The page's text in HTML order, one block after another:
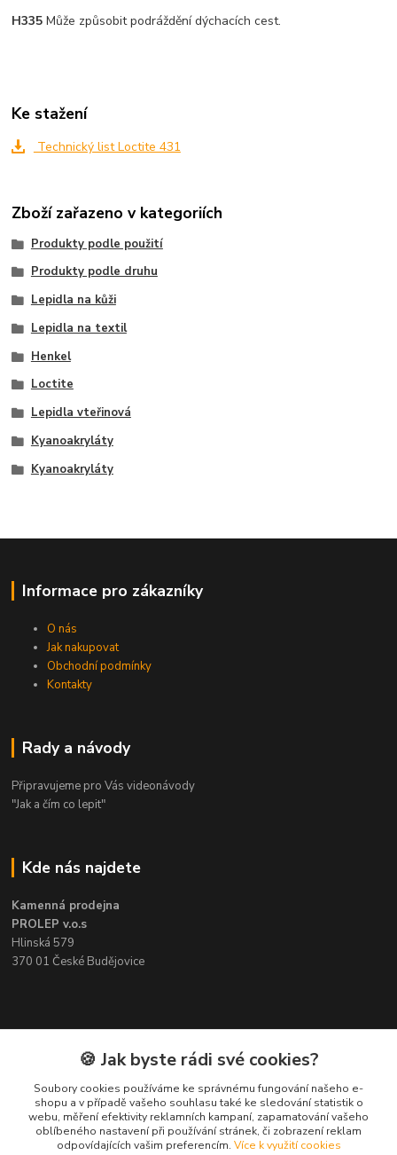
H335Může způsobit podráždění dýchacích cest.
Ke stažení
Technický list Loctite 431
Zboží zařazeno v kategoriích
Produkty podle použití
Produkty podle druhu
Lepidla na kůži
Lepidla na textil
Henkel
Loctite
Lepidla vteřinová
Kyanoakryláty
Kyanoakryláty
Informace pro zákazníky
O nás
Jak nakupovat
Obchodní podmínky
Kontakty
Rady a návody
Připravujeme pro Vás videonávody
"Jak a čím co lepit"
Kde nás najdete
Kamenná prodejna
PROLEP v.o.s
Hlinská 579
370 01 České Budějovice
Kontakt
Pavel Šedivý
+420 602 148 895
Pracovní doba PO - PÁ: 8,00-16,30
🍪 Jak byste rádi své cookies?
Soubory cookies používáme ke správnému fungování našeho e-
shopu a v případě vašeho souhlasu také ke sledování statistik o
webu, měření efektivity reklamních kampaní, zapamatování vašeho
oblíbeného nastavení při používání stránek, či zobrazení reklam
odpovídajících vašim preferencím. Více k využití cookies